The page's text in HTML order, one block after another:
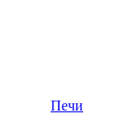
Печи